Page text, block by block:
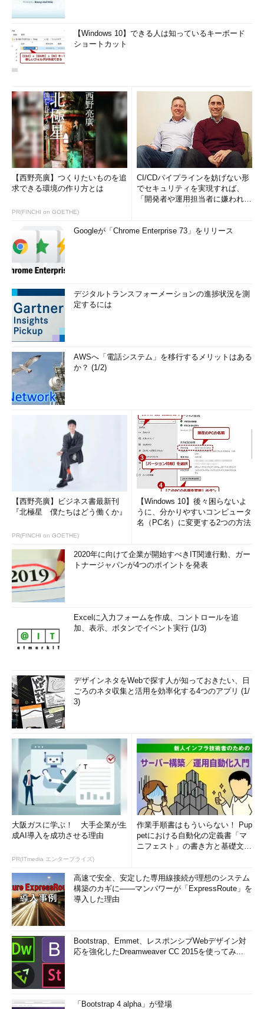
【Windows 10】できる人は知っているキーボード
ショートカット
【西野亮廣】つくりたいものを追
求できる環境の作り方とは
PR(FINCHI on GOETHE)
CI/CDパイプラインを妨げない形
でセキュリティを実現すれば、
「開発者や運用担当者に嫌われな
Googleが「Chrome Enterprise 73」をリリース
デジタルトランスフォーメーションの進捗状況を測
定するには
AWSへ「電話システム」を移行するメリットはある
か？ (1/2)
【西野亮廣】ビジネス書最新刊
『北極星 僕たちはどう働くか』
PR(FINCHI on GOETHE)
【Windows 10】後々困らないよ
うに、分かりやすいコンピュータ
名（PC名）に変更する2つの方法
2020年に向けて企業が開始すべきIT関連行動、ガー
トナージャパンが4つのポイントを発表
Excelに入力フォームを作成、コントロールを追
加、表示、ボタンでイベント実行 (1/3)
デザインネタをWebで探す人が知っておきたい、日
ごろのネタ収集と活用を効率化する4つのアプリ (1/
3)
大阪ガスに学ぶ！ 大手企業が生
成AI導入を成功させる理由
PR(ITmedia エンタープライズ)
作業手順書はもういらない！ Pup
petにおける自動化の定義書「マ
ニフェスト」の書き方と基礎文法
高速で安全、安定した専用線接続が理想のシステム
構築のカギに――マンパワーが「ExpressRoute」を
導入した理由
Bootstrap、Emmet、レスポンシブWebデザイン対
応を強化したDreamweaver CC 2015を使ってみ...
「Bootstrap 4 alpha」が登場